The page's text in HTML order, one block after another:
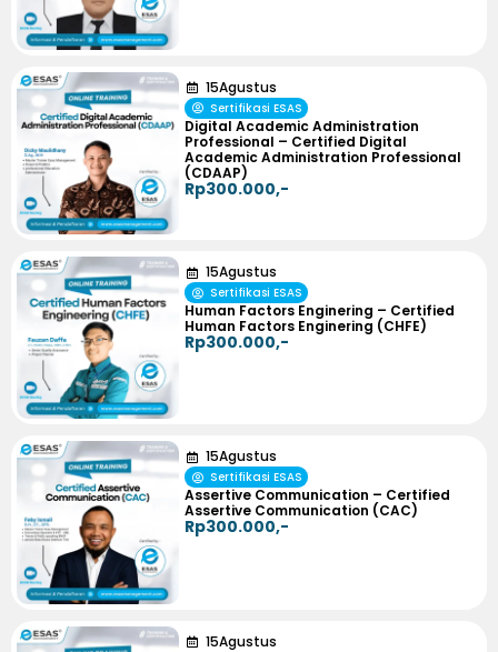
15Agustus
Sertifikasi ESAS
Digital Academic Administration
Professional – Certified Digital
Academic Administration Professional
(CDAAP)
Rp300.000,-
15Agustus
Sertifikasi ESAS
Human Factors Enginering – Certified
Human Factors Enginering (CHFE)
Rp300.000,-
15Agustus
Sertifikasi ESAS
Assertive Communication – Certified
Assertive Communication (CAC)
Rp300.000,-
15Agustus